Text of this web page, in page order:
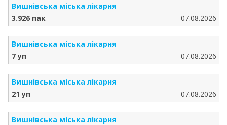
Вишнівська міська лікарня
3.926 пак
07.08.2026
Вишнівська міська лікарня
7 уп
07.08.2026
Вишнівська міська лікарня
21 уп
07.08.2026
Вишнівська міська лікарня